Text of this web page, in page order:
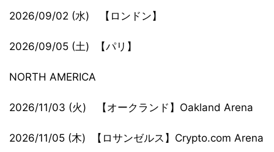
2026/09/02 (水) 【ロンドン】
2026/09/05 (土) 【パリ】
NORTH AMERICA
2026/11/03 (火) 【オークランド】Oakland Arena
2026/11/05 (木) 【ロサンゼルス】Crypto.com Arena